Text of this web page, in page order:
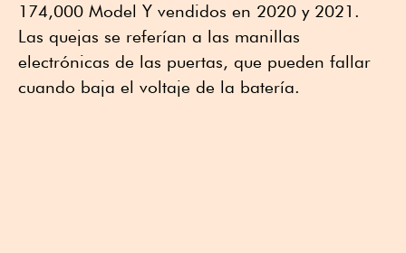
174,000 Model Y vendidos en 2020 y 2021.
Las quejas se referían a las manillas
electrónicas de las puertas, que pueden fallar
cuando baja el voltaje de la batería.